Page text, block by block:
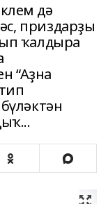
дә
приздарҙы
ҡалдыра
“Аҙна